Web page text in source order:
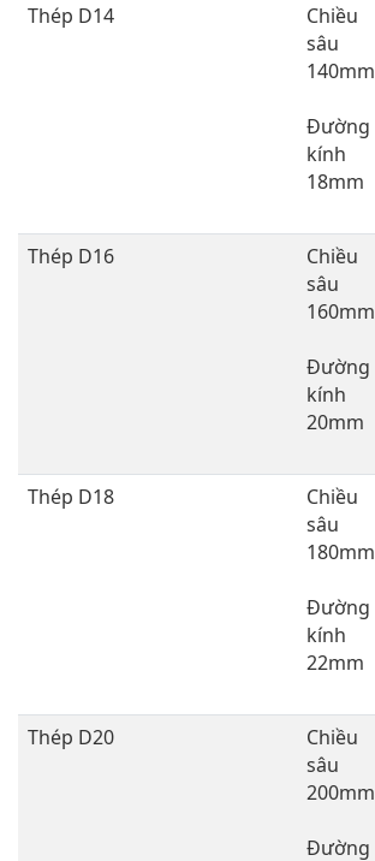
Thép D14
Chiều
sâu
140mm
Đường
kính
18mm
Thép D16
Chiều
sâu
160mm
Đường
kính
20mm
Thép D18
Chiều
sâu
180mm
Đường
kính
22mm
Thép D20
Chiều
sâu
200mm
Đường